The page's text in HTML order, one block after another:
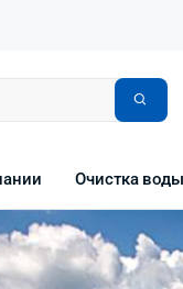
Очистка